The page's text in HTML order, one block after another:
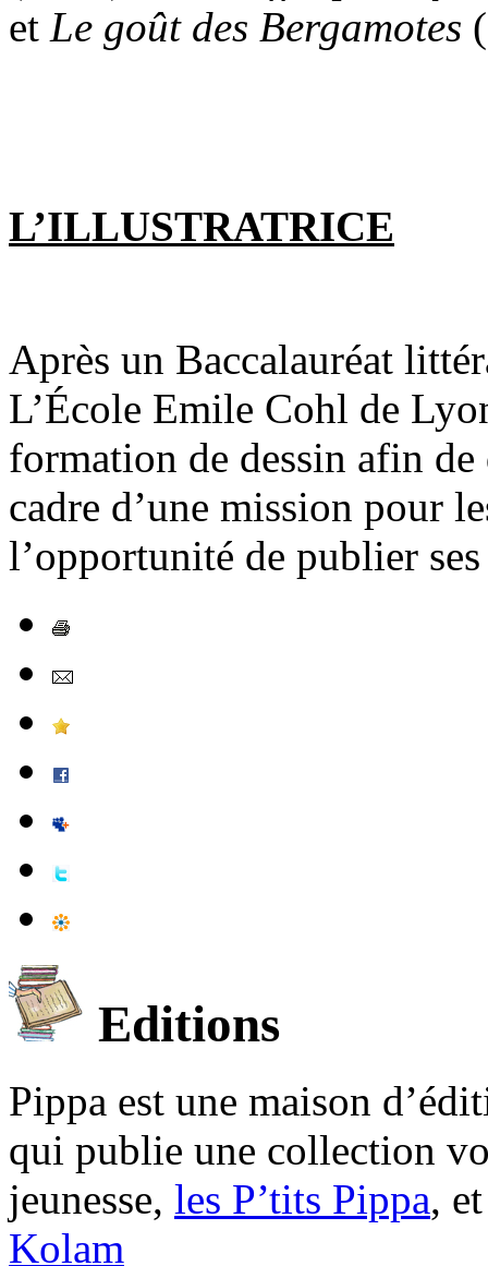
et Le goût des Bergamotes
L’ILLUSTRATRICE
Après un Baccalauréat
L’École Emile Cohl de
formation de dessin afin
cadre d’une mission pour
l’opportunité de publier
Editions
Pippa est une maison
qui publie une collection
jeunesse, les P’tits Pippa,
Kolam